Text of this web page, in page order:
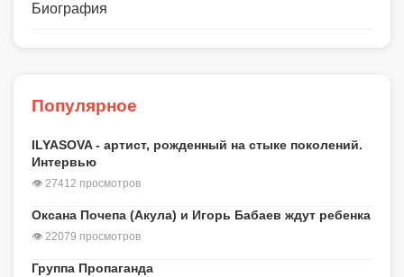
Биография
Популярное
ILYASOVA - артист, рожденный на стыке поколений.
Интервью
👁 27412 просмотров
Оксана Почепа (Акула) и Игорь Бабаев ждут ребенка
👁 22079 просмотров
Группа Пропаганда